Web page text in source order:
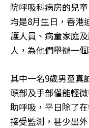
院呼吸科病房的兒
均是8月生日，香港
護人員、病童家庭
人，為他們舉辦一
其中一名9歲男童真
頭部及手部僅能輕
助呼吸，平日除了
接受監測，甚少出